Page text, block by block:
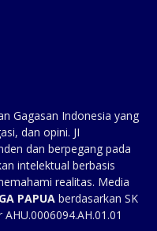
Gagasan Indonesia yang
dan opini. JI
dan berpegang pada
intelektual berbasis
realitas. Media
PAPUA berdasarkan SK